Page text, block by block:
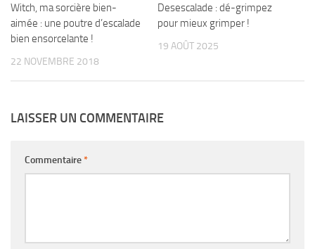
Witch, ma sorcière bien-
aimée : une poutre d’escalade
bien ensorcelante !
22 NOVEMBRE 2018
Desescalade : dé-grimpez
pour mieux grimper !
19 AOÛT 2025
LAISSER UN COMMENTAIRE
Commentaire*